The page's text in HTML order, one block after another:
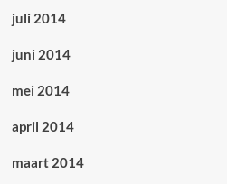
juli 2014
juni 2014
mei 2014
april 2014
maart 2014